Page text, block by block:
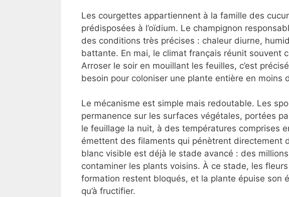
Les courgettes appartiennent à la famille des
prédisposées à l’oïdium. Le champignon
des conditions très précises : chaleur diurne,
battante. En mai, le climat français réunit souvent
Arroser le soir en mouillant les feuilles, c’est
besoin pour coloniser une plante entière en moins
Le mécanisme est simple mais redoutable. Les
permanence sur les surfaces végétales, portées
le feuillage la nuit, à des températures comprises
émettent des filaments qui pénètrent directement
blanc visible est déjà le stade avancé : des
contaminer les plants voisins. À ce stade, les
formation restent bloqués, et la plante épuise son
qu’à fructifier.